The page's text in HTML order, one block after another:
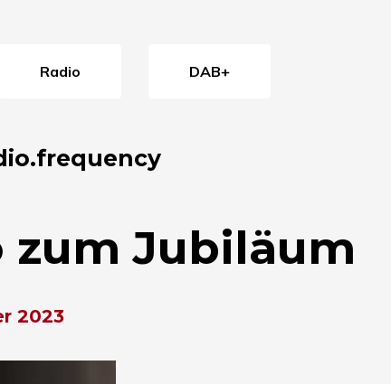
Radio DAB+
zum Jubiläum
2023